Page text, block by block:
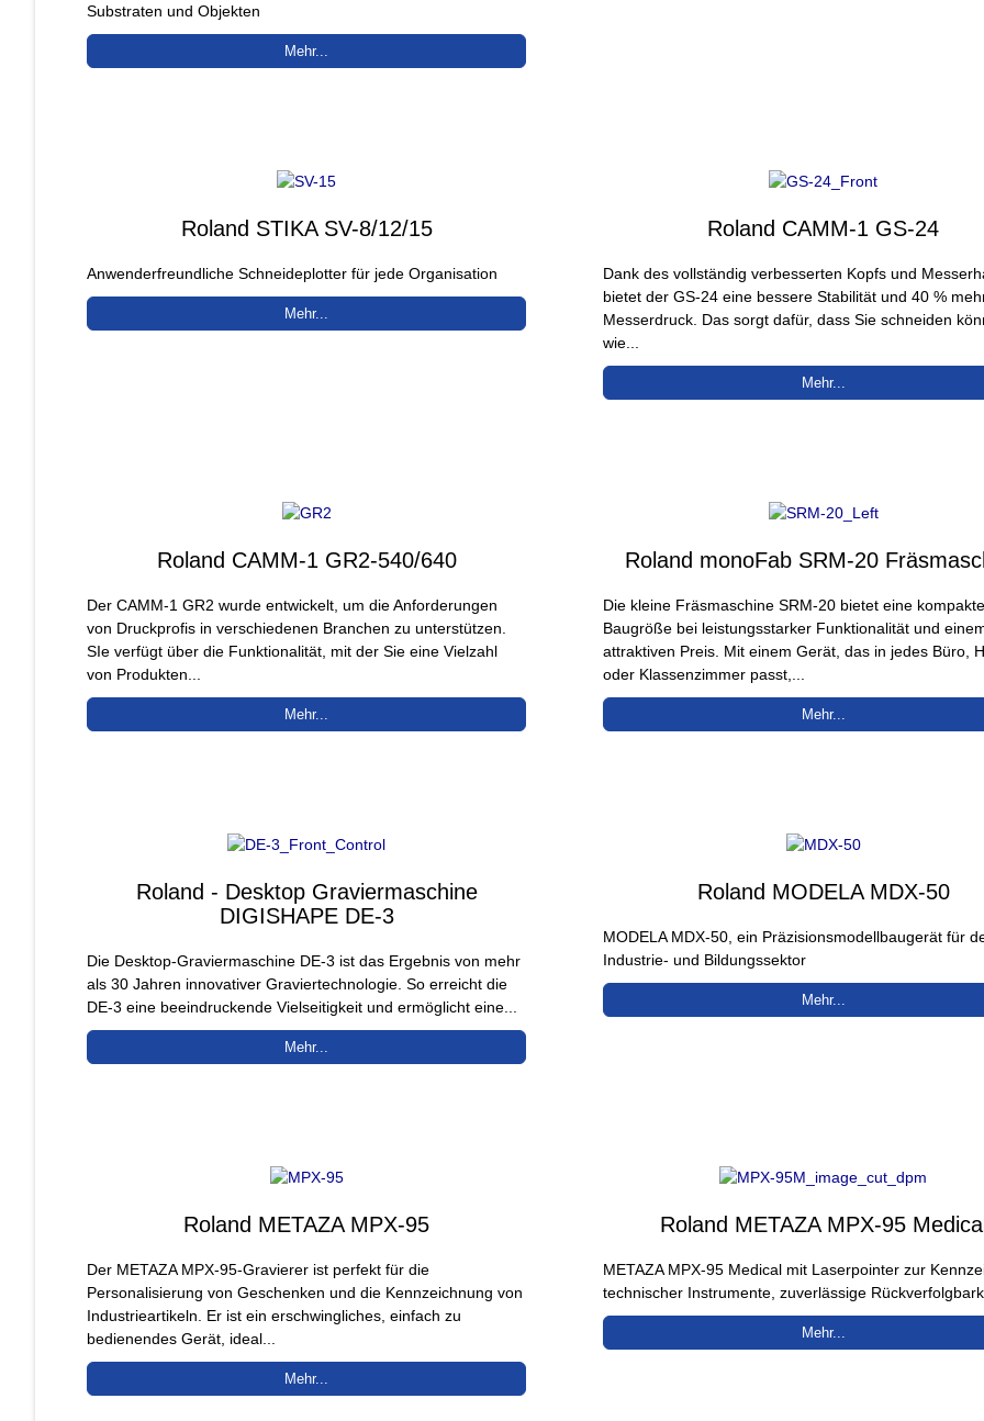
Substraten und Objekten
Mehr...
Roland STIKA SV-8/12/15
Anwenderfreundliche Schneideplotter für jede Organisation
Mehr...
Roland CAMM-1 GS-24
Dank des vollständig verbesserten Kopfs und
bietet der GS-24 eine bessere Stabilität und 40 %
Messerdruck. Das sorgt dafür, dass Sie schneiden
wie...
Mehr...
Roland CAMM-1 GR2-540/640
Der CAMM-1 GR2 wurde entwickelt, um die Anforderungen
von Druckprofis in verschiedenen Branchen zu unterstützen.
SIe verfügt über die Funktionalität, mit der Sie eine Vielzahl
von Produkten...
Mehr...
Roland monoFab SRM-20
Die kleine Fräsmaschine SRM-20 bietet eine kompakte
Baugröße bei leistungsstarker Funktionalität und
attraktiven Preis. Mit einem Gerät, das in jedes Büro,
oder Klassenzimmer passt,...
Mehr...
Roland - Desktop Graviermaschine
DIGISHAPE DE-3
Die Desktop-Graviermaschine DE-3 ist das Ergebnis von mehr
als 30 Jahren innovativer Graviertechnologie. So erreicht die
DE-3 eine beeindruckende Vielseitigkeit und ermöglicht eine...
Mehr...
Roland MODELA MDX-50
MODELA MDX-50, ein Präzisionsmodellbaugerät für
Industrie- und Bildungssektor
Mehr...
Roland METAZA MPX-95
Der METAZA MPX-95-Gravierer ist perfekt für die
Personalisierung von Geschenken und die Kennzeichnung von
Industrieartikeln. Er ist ein erschwingliches, einfach zu
bedienendes Gerät, ideal...
Mehr...
Roland METAZA MPX-95
METAZA MPX-95 Medical mit Laserpointer zur
technischer Instrumente, zuverlässige
Mehr...